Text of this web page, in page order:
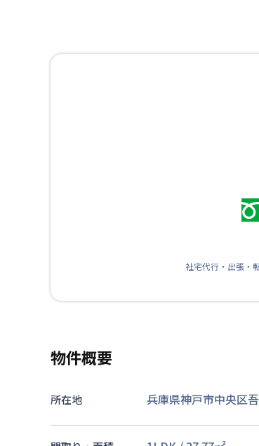
社宅代行・出張・
物件概要
所在地 兵庫県神戸市中央区